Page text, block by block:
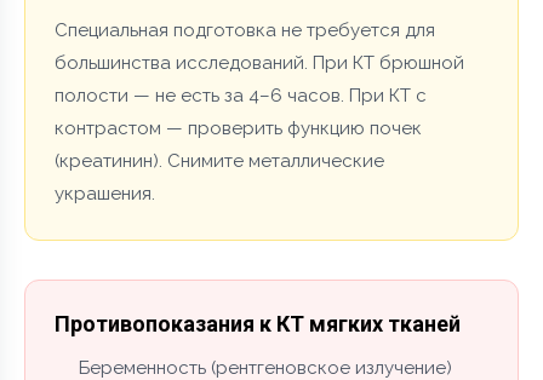
Специальная подготовка не требуется для
большинства исследований. При КТ брюшной
полости — не есть за 4–6 часов. При КТ с
контрастом — проверить функцию почек
(креатинин). Снимите металлические
украшения.
Противопоказания к КТ мягких тканей
Беременность (рентгеновское излучение)